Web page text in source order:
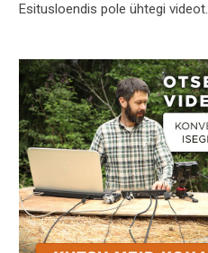
Esitusloendis pole ühtegi videot.